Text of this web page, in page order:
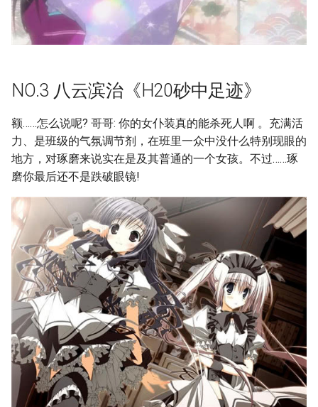
NO.3 八云滨治《H20砂中足迹》
额……怎么说呢? 哥哥: 你的女仆装真的能杀死人啊 。充满活
力、是班级的气氛调节剂，在班里一众中没什么特别现眼的
地方，对琢磨来说实在是及其普通的一个女孩。不过……琢
磨你最后还不是跌破眼镜!